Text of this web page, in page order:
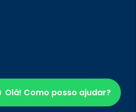
Olá! Como posso ajudar?